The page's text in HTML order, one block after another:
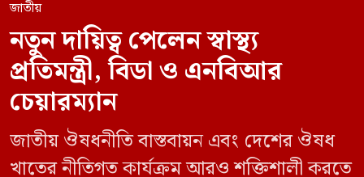
জাতীয়
নতুন দায়িত্ব পেলেন স্বাস্থ্য
প্রতিমন্ত্রী, বিডা ও এনবিআর
চেয়ারম্যান
জাতীয় ঔষধনীতি বাস্তবায়ন এবং দেশের ঔষধ
খাতের নীতিগত কার্যক্রম আরও শক্তিশালী করতে